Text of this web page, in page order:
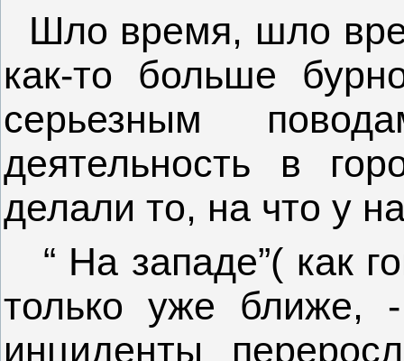
Шло время, шло
как-то больше
серьезным
деятельность в
делали то, на что у
“ На западе”( как
только уже ближе,
инциденты